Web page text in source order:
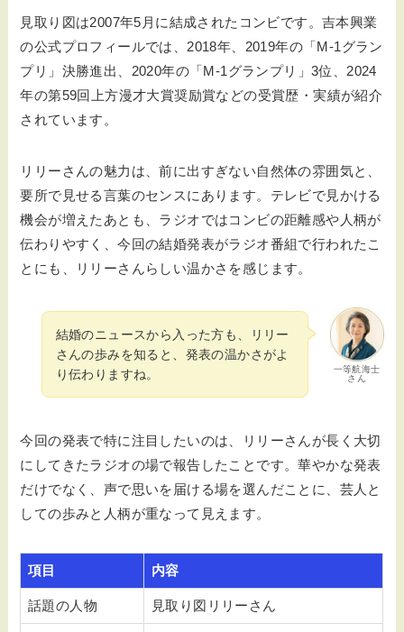
見取り図は2007年5月に結成されたコンビです。吉本興業
の公式プロフィールでは、2018年、2019年の「M-1グラン
プリ」決勝進出、2020年の「M-1グランプリ」3位、2024
年の第59回上方漫才大賞奨励賞などの受賞歴・実績が紹介
されています。
リリーさんの魅力は、前に出すぎない自然体の雰囲気と、
要所で見せる言葉のセンスにあります。テレビで見かける
機会が増えたあとも、ラジオではコンビの距離感や人柄が
伝わりやすく、今回の結婚発表がラジオ番組で行われたこ
とにも、リリーさんらしい温かさを感じます。
一等航海士
さん
結婚のニュースから入った方も、リリー
さんの歩みを知ると、発表の温かさがよ
り伝わりますね。
今回の発表で特に注目したいのは、リリーさんが長く大切
にしてきたラジオの場で報告したことです。華やかな発表
だけでなく、声で思いを届ける場を選んだことに、芸人と
しての歩みと人柄が重なって見えます。
項目 内容
話題の人物 見取り図リリーさん